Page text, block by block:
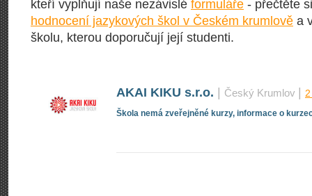
kteří vyplňují naše nezávislé formuláře - přečtěte
hodnocení jazykových škol v Českém krumlově a
školu, kterou doporučují její studenti.
AKAI KIKU s.r.o. Český Krumlov
Škola nemá zveřejněné kurzy, informace o